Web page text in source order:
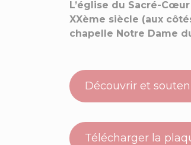
L’église du Sacré-
XXème siècle (aux
chapelle Notre Dame
Découvrir et
Télécharger la